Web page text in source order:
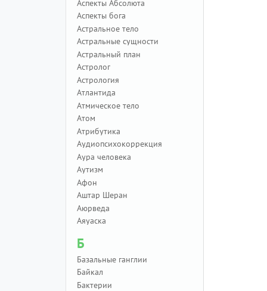
Аспекты Абсолюта
Аспекты бога
Астральное тело
Астральные сущности
Астральный план
Астролог
Астрология
Атлантида
Атмическое тело
Атом
Атрибутика
Аудиопсихокоррекция
Аура человека
Аутизм
Афон
Аштар Шеран
Аюрведа
Аяуаска
Б
Базальные ганглии
Байкал
Бактерии